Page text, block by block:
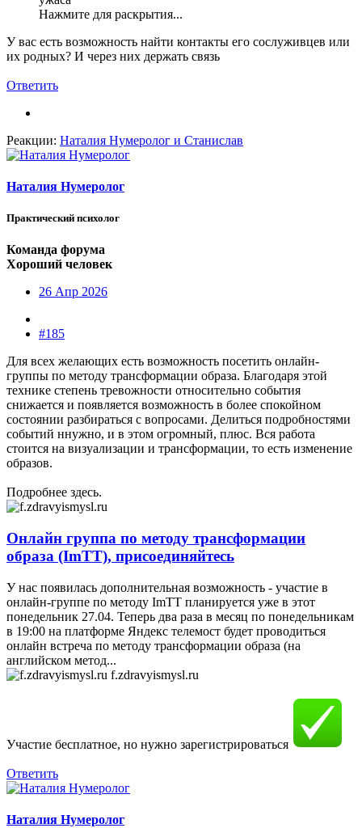
Нажмите для раскрытия...
У вас есть возможность найти контакты его сослуживцев или
их родных? И через них держать связь
Ответить
Реакции: Наталия Нумеролог и Станислав
Наталия Нумеролог
Практический психолог
Команда форума
Хороший человек
26 Апр 2026
#185
Для всех желающих есть возможность посетить онлайн-
группы по методу трансформации образа. Благодаря этой
технике степень тревожности относительно события
снижается и появляется возможность в более спокойном
состоянии разбираться с вопросами. Делиться подробностями
событий ннужно, и в этом огромный, плюс. Вся работа
стоится на визуализации и трансформации, то есть изменение
образов.
Подробнее здесь.
Онлайн группа по методу трансформации
образа (ImTT), присоединяйтесь
У нас появилась дополнительная возможность - участие в
онлайн-группе по методу ImTT планируется уже в этот
понедельник 27.04. Теперь два раза в месяц по понедельникам
в 19:00 на платформе Яндекс телемост будет проводиться
онлайн встреча по методу трансформации образа (на
английском метод...
f.zdravyismysl.ru
Участие бесплатное, но нужно зарегистрироваться
Ответить
Наталия Нумеролог